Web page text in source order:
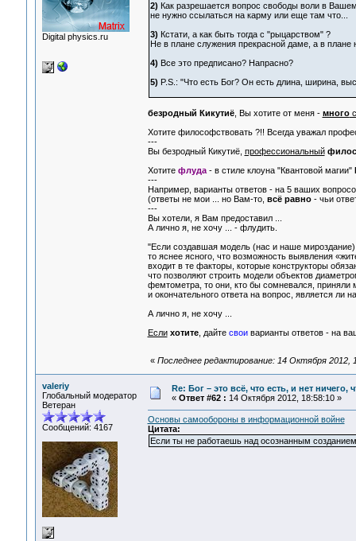
Digital physics.ru
2) Как разрешается вопрос свободы воли в
не нужно ссылаться на карму или еще там что...
3) Кстати, а как быть тогда с "рыцарством" ?
Не в плане служения прекрасной даме, а в плане
4) Все это предписано? Напрасно?
5) P.S.: "Что есть Бог? Он есть длина, ширина,
безродный Кикутиё, Вы хотите от меня - много
Хотите философствовать ?!! Всегда уважал
---
Вы безродный Кикутиё, профессиональный
Хотите флуда- в стиле клоуна "Квантовой магии"
---
Например, варианты ответов - на 5 ваших
(ответы не мои ... но Вам-то, всё равно- чьи
---
Вы хотели, я Вам предоставил ...
А лично я, не хочу ... - флудить.
"Если создавшая модель (нас и наше мироздание)
то яснее ясного, что возможность выявления
входит в те факторы, которые конструкторы
что позволяют строить модели объектов
фемтометра, то они, кто бы сомневался, приняли
и окончательного ответа на вопрос, является
А лично я, не хочу ...
Если хотите, дайте своиварианты ответов - на
« Последнее редактирование: 14 Октября 2012,
valeriy
Глобальный модератор
Ветеран
Сообщений: 4167
Re: Бог – это всё, что есть, и нет
« Ответ #62 : 14 Октября 2012, 18:58:10 »
Основы самообороны в информационной войне
Цитата:
Если ты не работаешь над осознанным